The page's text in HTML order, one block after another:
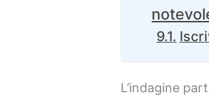
L’indagine